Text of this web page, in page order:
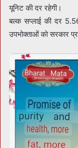
यूनिट की दर रहेगी।
बल्क सप्लाई की दर
उपभोक्ताओं को सरकार